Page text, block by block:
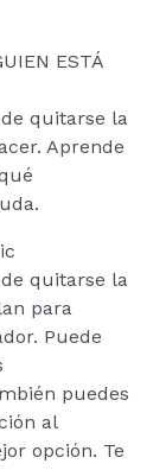
ESTÁ
quitarse la
Aprende
quitarse la
para
Puede
puedes
al
opción. Te